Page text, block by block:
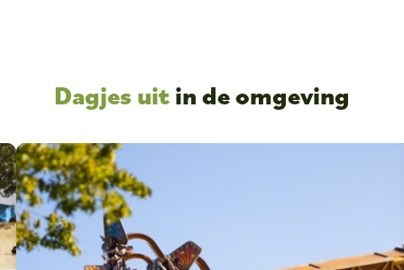
Dagjes uitin de omgeving